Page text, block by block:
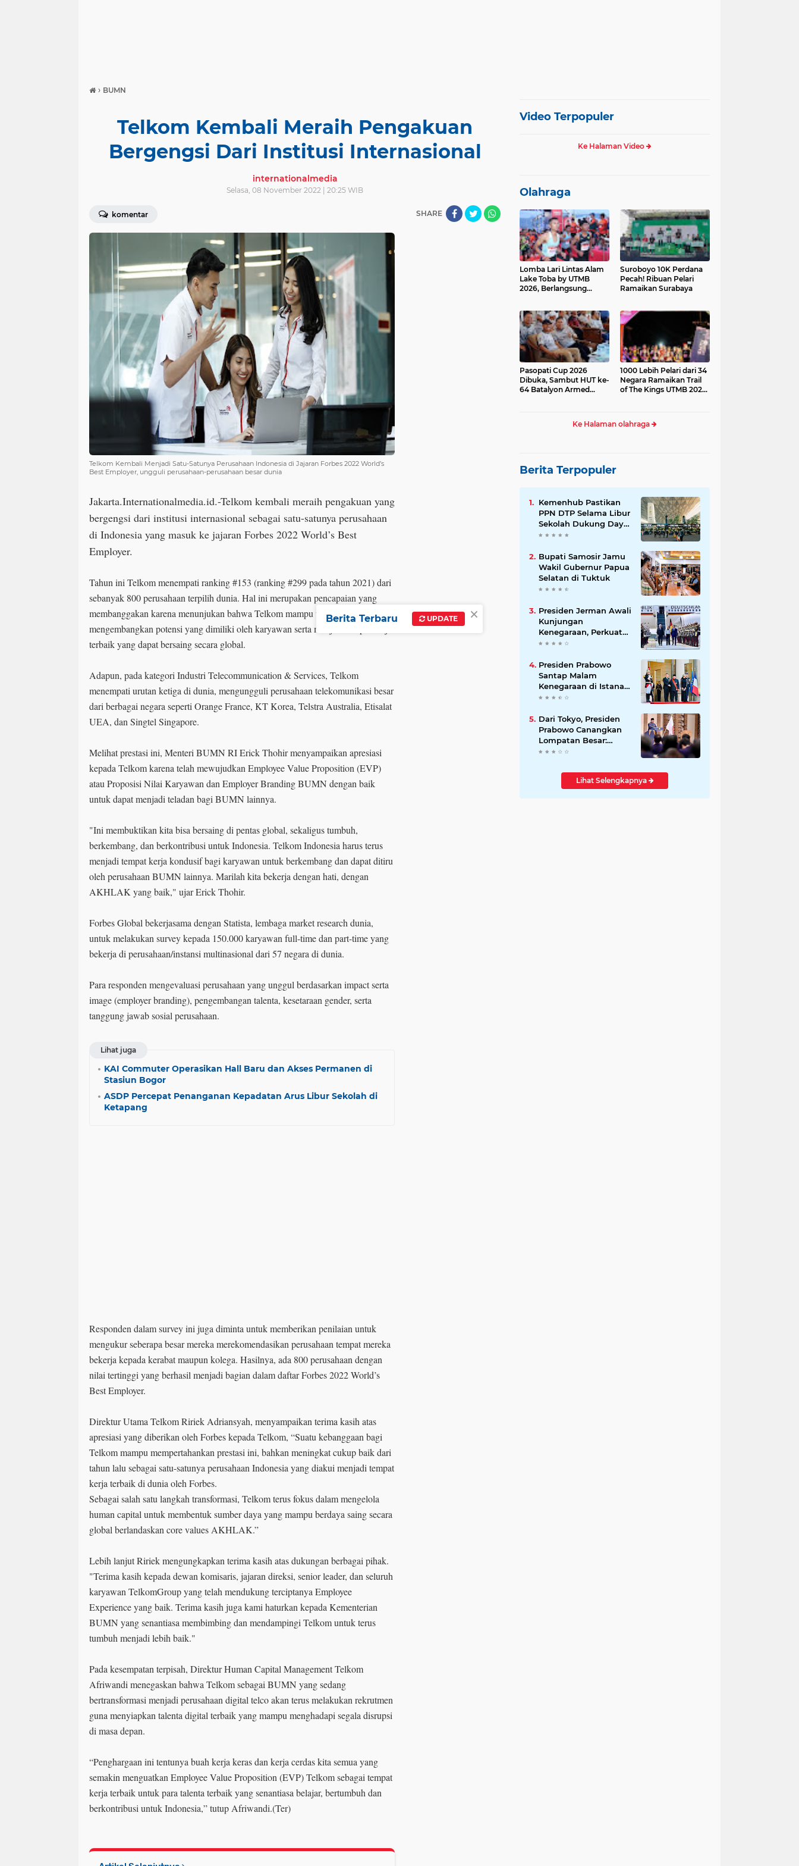
› BUMN
Telkom Kembali Meraih Pengakuan
Bergengsi Dari Institusi Internasional
internationalmedia
Selasa, 08 November 2022 | 20:25 WIB
komentar SHARE
Telkom Kembali Menjadi Satu-Satunya Perusahaan Indonesia di Jajaran Forbes 2022 World’s
Best Employer, ungguli perusahaan-perusahaan besar dunia
Jakarta.Internationalmedia.id.-Telkom kembali meraih pengakuan yang
bergengsi dari institusi internasional sebagai satu-satunya perusahaan
di Indonesia yang masuk ke jajaran Forbes 2022 World’s Best
Employer.
Tahun ini Telkom menempati ranking #153 (ranking #299 pada tahun 2021) dari
sebanyak 800 perusahaan terpilih dunia. Hal ini merupakan pencapaian yang
membanggakan karena menunjukan bahwa Telkom mampu untuk terus
mengembangkan potensi yang dimiliki oleh karyawan serta menjadi tempat kerja
terbaik yang dapat bersaing secara global.
Adapun, pada kategori Industri Telecommunication & Services, Telkom
menempati urutan ketiga di dunia, mengungguli perusahaan telekomunikasi besar
dari berbagai negara seperti Orange France, KT Korea, Telstra Australia, Etisalat
UEA, dan Singtel Singapore.
Melihat prestasi ini, Menteri BUMN RI Erick Thohir menyampaikan apresiasi
kepada Telkom karena telah mewujudkan Employee Value Proposition (EVP)
atau Proposisi Nilai Karyawan dan Employer Branding BUMN dengan baik
untuk dapat menjadi teladan bagi BUMN lainnya.
"Ini membuktikan kita bisa bersaing di pentas global, sekaligus tumbuh,
berkembang, dan berkontribusi untuk Indonesia. Telkom Indonesia harus terus
menjadi tempat kerja kondusif bagi karyawan untuk berkembang dan dapat ditiru
oleh perusahaan BUMN lainnya. Marilah kita bekerja dengan hati, dengan
AKHLAK yang baik," ujar Erick Thohir.
Forbes Global bekerjasama dengan Statista, lembaga market research dunia,
untuk melakukan survey kepada 150.000 karyawan full-time dan part-time yang
bekerja di perusahaan/instansi multinasional dari 57 negara di dunia.
Para responden mengevaluasi perusahaan yang unggul berdasarkan impact serta
image (employer branding), pengembangan talenta, kesetaraan gender, serta
tanggung jawab sosial perusahaan.
Lihat juga
KAI Commuter Operasikan Hall Baru dan Akses Permanen di
Stasiun Bogor
ASDP Percepat Penanganan Kepadatan Arus Libur Sekolah di
Ketapang
Responden dalam survey ini juga diminta untuk memberikan penilaian untuk
mengukur seberapa besar mereka merekomendasikan perusahaan tempat mereka
bekerja kepada kerabat maupun kolega. Hasilnya, ada 800 perusahaan dengan
nilai tertinggi yang berhasil menjadi bagian dalam daftar Forbes 2022 World’s
Best Employer.
Direktur Utama Telkom Ririek Adriansyah, menyampaikan terima kasih atas
apresiasi yang diberikan oleh Forbes kepada Telkom, “Suatu kebanggaan bagi
Telkom mampu mempertahankan prestasi ini, bahkan meningkat cukup baik dari
tahun lalu sebagai satu-satunya perusahaan Indonesia yang diakui menjadi tempat
kerja terbaik di dunia oleh Forbes.
Sebagai salah satu langkah transformasi, Telkom terus fokus dalam mengelola
human capital untuk membentuk sumber daya yang mampu berdaya saing secara
global berlandaskan core values AKHLAK.”
Lebih lanjut Ririek mengungkapkan terima kasih atas dukungan berbagai pihak.
"Terima kasih kepada dewan komisaris, jajaran direksi, senior leader, dan seluruh
karyawan TelkomGroup yang telah mendukung terciptanya Employee
Experience yang baik. Terima kasih juga kami haturkan kepada Kementerian
BUMN yang senantiasa membimbing dan mendampingi Telkom untuk terus
tumbuh menjadi lebih baik."
Pada kesempatan terpisah, Direktur Human Capital Management Telkom
Afriwandi menegaskan bahwa Telkom sebagai BUMN yang sedang
bertransformasi menjadi perusahaan digital telco akan terus melakukan rekrutmen
guna menyiapkan talenta digital terbaik yang mampu menghadapi segala disrupsi
di masa depan.
“Penghargaan ini tentunya buah kerja keras dan kerja cerdas kita semua yang
semakin menguatkan Employee Value Proposition (EVP) Telkom sebagai tempat
kerja terbaik untuk para talenta terbaik yang senantiasa belajar, bertumbuh dan
berkontribusi untuk Indonesia,” tutup Afriwandi.(Ter)
Video Terpopuler
Ke Halaman Video
Olahraga
Lomba Lari Lintas Alam
Lake Toba by UTMB
2026, Berlangsung
Suroboyo 10K Perdana
Pecah! Ribuan Pelari
Ramaikan Surabaya
Pasopati Cup 2026
Dibuka, Sambut HUT ke-
64 Batalyon Armed
1000 Lebih Pelari dari 34
Negara Ramaikan Trail
of The Kings UTMB 2026
Ke Halaman olahraga
Berita Terpopuler
Kemenhub Pastikan
PPN DTP Selama Libur
Sekolah Dukung Daya
Beli Masyarakat
Bupati Samosir Jamu
Wakil Gubernur Papua
Selatan di Tuktuk
Presiden Jerman Awali
Kunjungan
Kenegaraan, Perkuat
Kemitraan Strategis
Presiden Prabowo
Santap Malam
Kenegaraan di Istana
Élysée Paris
Dari Tokyo, Presiden
Prabowo Canangkan
Lompatan Besar:
Energi Hijau, Hilirisasi,
Ekonomi
Lihat Selengkapnya
×
Berita Terbaru UPDATE